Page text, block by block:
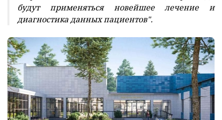
будут применяться новейшее лечение и
диагностика данных пациентов".